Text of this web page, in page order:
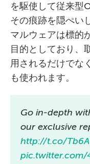
を駆使して従来型
その痕跡を隠ぺい
マルウェアは標的
目的としており、
用されるだけでな
も使われます。
Go in-depth
our exclusive
http://t.co/
pic.twitter.com/